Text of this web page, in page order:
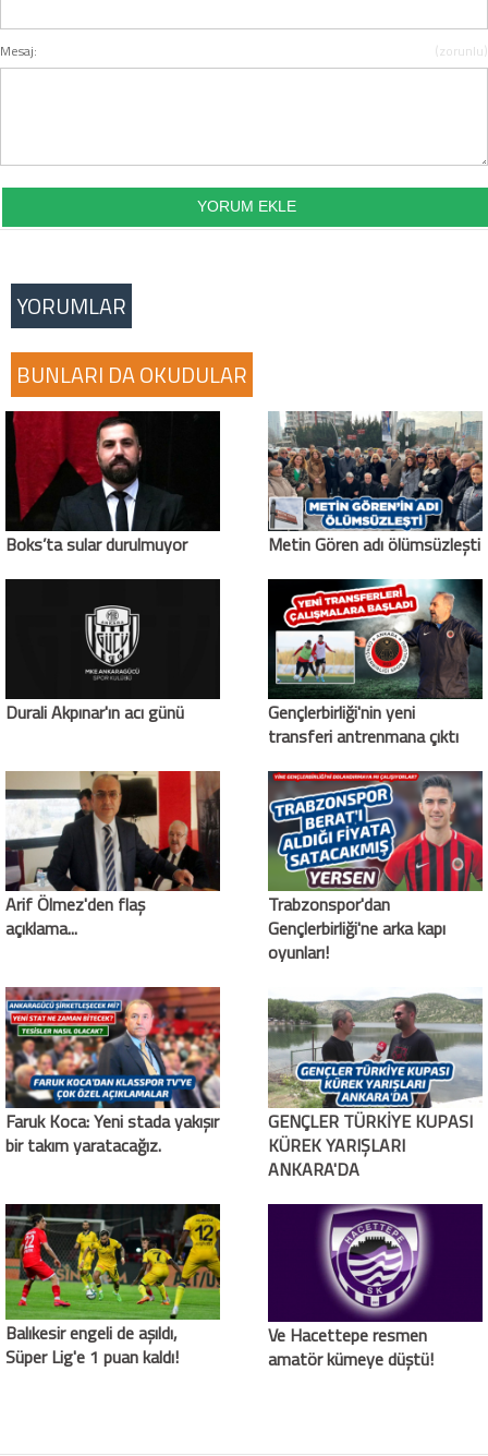
Mesaj: (zorunlu)
YORUMLAR
BUNLARI DA OKUDULAR
Boks’ta sular durulmuyor Metin Gören adı ölümsüzleşti
Durali Akpınar'ın acı günü
Gençlerbirliği'nin yeni
transferi antrenmana çıktı
Arif Ölmez'den flaş
açıklama...
Trabzonspor'dan
Gençlerbirliği'ne arka kapı
oyunları!
Faruk Koca: Yeni stada yakışır
bir takım yaratacağız.
GENÇLER TÜRKİYE KUPASI
KÜREK YARIŞLARI
ANKARA'DA
Balıkesir engeli de aşıldı,
Süper Lig'e 1 puan kaldı!
Ve Hacettepe resmen
amatör kümeye düştü!